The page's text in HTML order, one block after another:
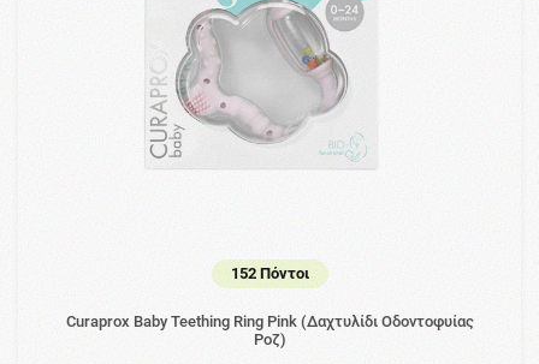
152 Πόντοι
Curaprox Baby Teething Ring Pink (Δαχτυλίδι Οδοντοφυίας
Ροζ)